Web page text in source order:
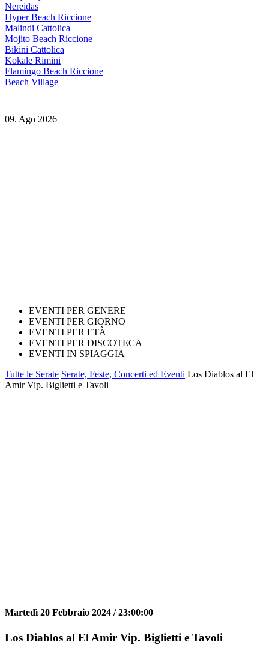
Nereidas
Hyper Beach Riccione
Malindi Cattolica
Mojito Beach Riccione
Bikini Cattolica
Kokale Rimini
Flamingo Beach Riccione
Beach Village
09. Ago 2026
EVENTI PER GENERE
EVENTI PER GIORNO
EVENTI PER ETÀ
EVENTI PER DISCOTECA
EVENTI IN SPIAGGIA
Tutte le Serate Serate, Feste, Concerti ed Eventi Los Diablos al El
Amir Vip. Biglietti e Tavoli
Martedì 20 Febbraio 2024 /23:00:00
Los Diablos al El Amir Vip. Biglietti e Tavoli